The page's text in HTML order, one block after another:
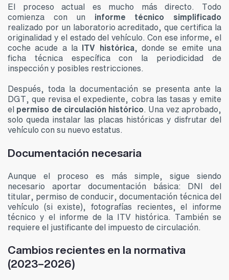
El proceso actual es mucho más directo. Todo
comienza con un informe técnico simplificado
realizado por un laboratorio acreditado, que certifica la
originalidad y el estado del vehículo. Con ese informe, el
coche acude a la ITV histórica, donde se emite una
ficha técnica específica con la periodicidad de
inspección y posibles restricciones.
Después, toda la documentación se presenta ante la
DGT, que revisa el expediente, cobra las tasas y emite
el permiso de circulación histórico. Una vez aprobado,
solo queda instalar las placas históricas y disfrutar del
vehículo con su nuevo estatus.
Documentación necesaria
Aunque el proceso es más simple, sigue siendo
necesario aportar documentación básica: DNI del
titular, permiso de conducir, documentación técnica del
vehículo (si existe), fotografías recientes, el informe
técnico y el informe de la ITV histórica. También se
requiere el justificante del impuesto de circulación.
Cambios recientes en la normativa
(2023–2026)